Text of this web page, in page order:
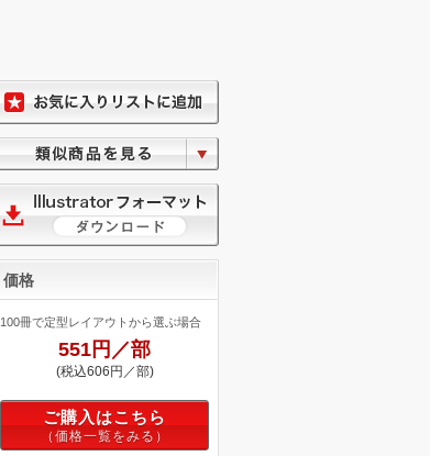
価格
100冊で定型レイアウトから選ぶ場合
551円／部
(税込606円／部)
ご購入はこちら